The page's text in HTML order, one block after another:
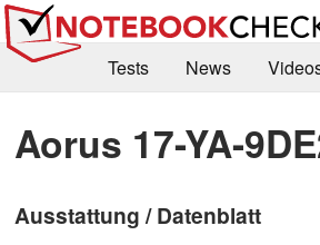
Tests News
Kaufberatung
Deals Suche
Forum
Aorus 17-YA-
Ausstattung / Datenblatt